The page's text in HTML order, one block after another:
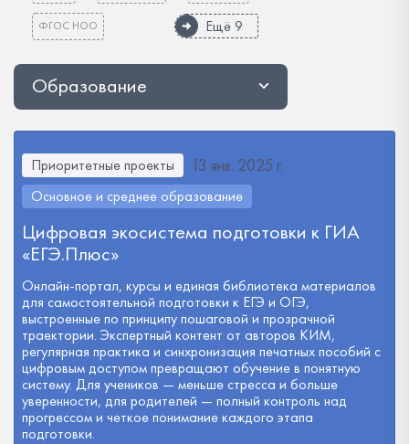
ФГОС НОО Ещё 9
Образование
Приоритетные проекты 13 янв. 2025 г.
Основное и среднее образование
Цифровая экосистема подготовки к ГИА
«ЕГЭ.Плюс»
Онлайн-портал, курсы и единая библиотека материалов
для самостоятельной подготовки к ЕГЭ и ОГЭ,
выстроенные по принципу пошаговой и прозрачной
траектории. Экспертный контент от авторов КИМ,
регулярная практика и синхронизация печатных пособий с
цифровым доступом превращают обучение в понятную
систему. Для учеников — меньше стресса и больше
уверенности, для родителей — полный контроль над
прогрессом и четкое понимание каждого этапа
подготовки.